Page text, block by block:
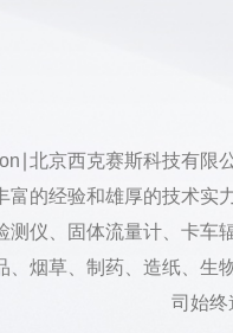
北京西克赛斯科技有
富的经验和雄厚的技术实
测仪、固体流量计、卡车
、烟草、制药、造纸、
司始终